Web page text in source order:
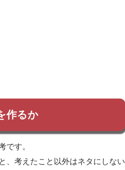
作るか
です。
、考えたこと以外はネタにしない